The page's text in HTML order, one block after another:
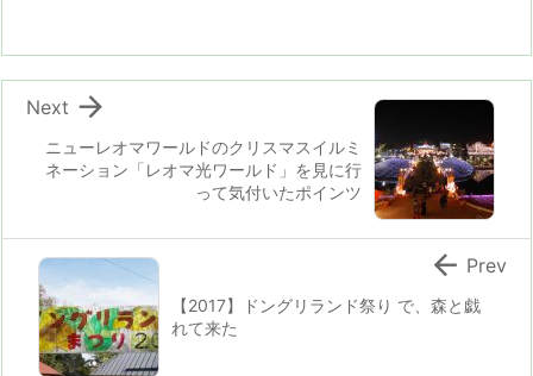
ニューレオマワールドのクリスマスイルミ
ネーション「レオマ光ワールド」を見に行
って気付いたポインツ

Next
【2017】ドングリランド祭り で、森と戯
れて来た
 Prev